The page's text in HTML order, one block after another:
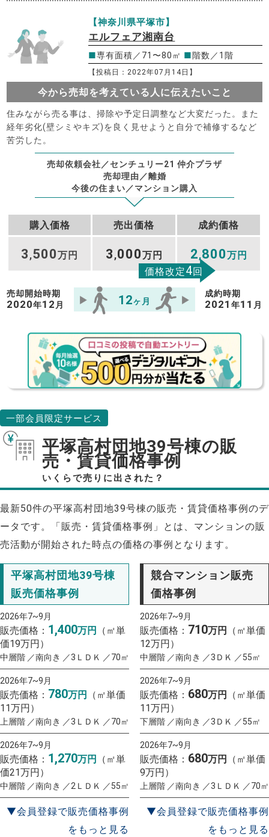
【神奈川県平塚市】
エルフェア湘南台
■専有面積／71〜80㎡ ■階数／1階
【投稿日：2022年07月14日】
今から売却を考えている人に伝えたいこと
住みながら売る事は、掃除や予定日調整など大変だった。また
経年劣化(壁シミやキズ)を良く見せようと自分で補修するなど
苦労した。
売却依頼会社／センチュリー21 仲介プラザ
売却理由／離婚
今後の住まい／マンション購入
購入価格 売出価格 成約価格
3 ,500万円 3 ,000万円 2,800万円
価格改定4回
売却開始時期
2020年12 月 12ヶ月
成約時期
2021 年11 月
一部会員限定サービス
平塚高村団地39号棟の販
売・賃貸価格事例
いくらで売りに出された？
最新50件の平塚高村団地39号棟の販売・賃貸価格事例のデ
ータです。「販売・賃貸価格事例」とは、マンションの販
売活動が開始された時点の価格の事例となります。
平塚高村団地39号棟
販売価格事例
2026年7~9月
販売価格： 1,400万円
（㎡単
価19万円）
中層階 ／南向き ／3ＬＤＫ ／70㎡
2026年7~9月
販売価格： 780万円
（㎡単価
11万円）
上層階 ／南向き ／3ＬＤＫ ／70㎡
2026年7~9月
販売価格： 1,270万円
（㎡単
価21万円）
中層階 ／南向き ／2ＬＤＫ ／55㎡
▼会員登録で販売価格事例
をもっと見る
競合マンション販売
価格事例
2026年7~9月
販売価格： 710万円
（㎡単価
12万円）
中層階 ／南向き ／3ＤＫ ／55㎡
2026年7~9月
販売価格： 680万円
（㎡単価
11万円）
下層階 ／南向き ／3ＤＫ ／55㎡
2026年7~9月
販売価格： 680万円
（㎡単価
9万円）
上層階 ／南向き ／3ＬＤＫ ／70㎡
▼会員登録で販売価格事例
をもっと見る